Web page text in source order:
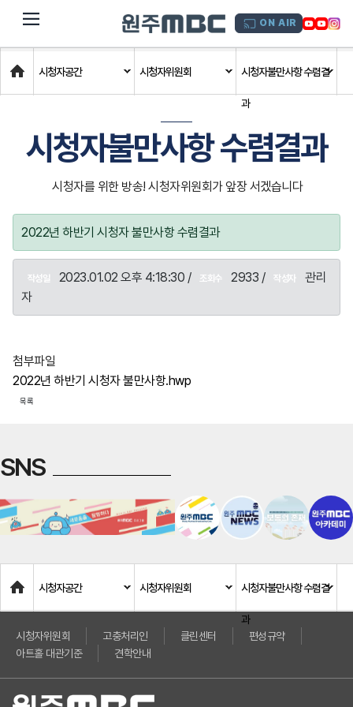
dehaze ON AIR
Home
시청자공간 시청자위원회 시청자불만사항 수렴결
과
시청자불만사항 수렴결과
시청자를 위한 방송! 시청자위원회가 앞장 서겠습니다
2022년 하반기 시청자 불만사항 수렴결과
작성일 2023.01.02 오후 4:18:30 / 조회수 2933 / 작성자
관리
자
첨부파일
2022년 하반기 시청자 불만사항.hwp
목록
SNS
Home
시청자공간 시청자위원회 시청자불만사항 수렴결
과
시청자위원회
고충처리인 클린센터
편성규약
아트홀 대관기준
견학안내